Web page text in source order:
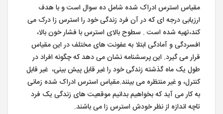
مقیاس استرس ادراک شده شامل ده سوال است و با هدف
ارزیابی درجه ای که در آن فرد زندگی خود را استرس زا درک می
کند،تهیه شده است . سطوح بالای استرس با فشار خون بالا،
افسردگی و آمادگی ابتلا به عفونت های مختلف در این مقیاس
قرار می گیرد. این پرسشنامه نشان می دهد که چگونه افراد در
طول یک ماه گذشته زندگی خود را غیر قابل پیش بینی، غیر قابل
کنترل، و غیر منتظره می بینند.مقیاس استرس ادراک شده زمانی
به کار می آید که بخواهیم بدانیم موقعیت های زندگی یک فرد
تاچه اندازه از نظر خودش استرس زا می باشند.